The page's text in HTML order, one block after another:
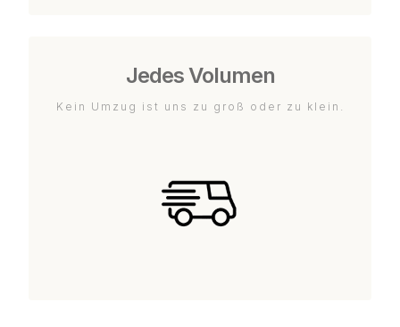
Jedes Volumen
Kein Umzug ist uns zu groß oder zu klein.